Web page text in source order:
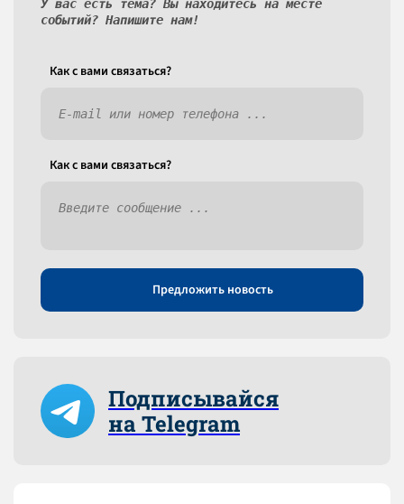
У вас есть тема? Вы находитесь на месте
событий? Напишите нам!
Как c вами связаться?
Как c вами связаться?
Предложить новость
Подписывайся
на Telegram